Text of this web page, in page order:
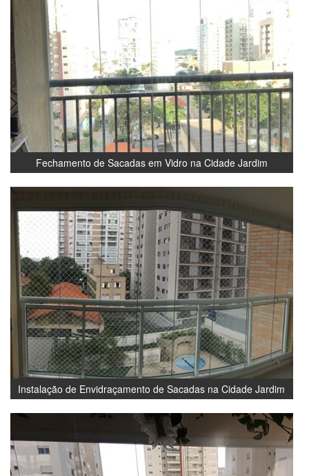
Fechamento de Sacadas em Vidro na Cidade Jardim
Instalação de Envidraçamento de Sacadas na Cidade Jardim